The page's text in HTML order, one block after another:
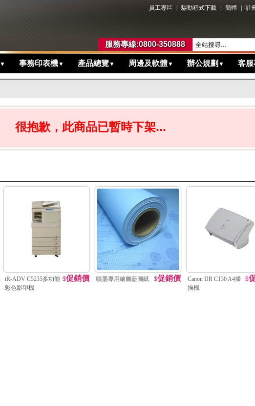
員工專區 驅動程式下載 簡體 註
服務專線:0800-350888
▼ 事務印表機▼ 產品總覽▼ 周邊及軟體▼ 辦公規劃 ▼ 客
很抱歉，此商品已暫時下架...
iR-ADV C5235多功能
彩色影印機
$促銷價 噴墨專用繪圖藍圖紙 $促銷價
Canon DR C130 A4掃
描機
$